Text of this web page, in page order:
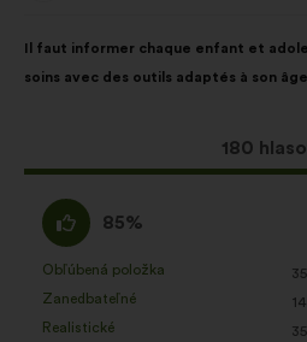
návrhu:
Il faut informer chaque enfant et
soins avec des outils adaptés à son
Tento
návrh
180
rozdelením:
Súhlasím
:
85%
Obľúbená položka
: 35
krát
Zanedbateľné
: 14
krát
Realistické
: 35
krát
obohatenie analýzy
občianskych
Sociálne siete:
ktoré nám
náš dopad
sociálnych sieti